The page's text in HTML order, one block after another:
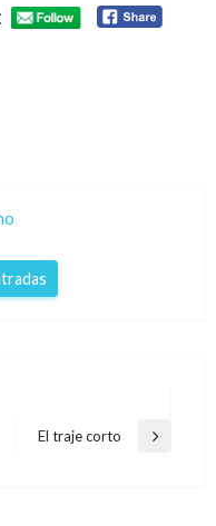
Entrada
El traje corto